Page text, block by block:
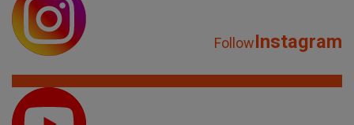
FollowInstagram